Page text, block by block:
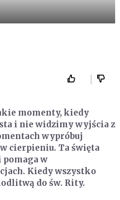
momenty, kiedy
i nie widzimy wyjścia z
wypróbuj
cierpieniu. Ta święta
pomaga w
Kiedy wszystko
do św. Rity.